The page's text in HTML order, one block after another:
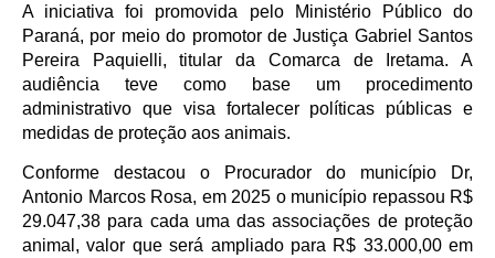
A iniciativa foi promovida pelo Ministério Público do
Paraná, por meio do promotor de Justiça Gabriel Santos
Pereira Paquielli, titular da Comarca de Iretama. A
audiência teve como base um procedimento
administrativo que visa fortalecer políticas públicas e
medidas de proteção aos animais.
Conforme destacou o Procurador do município Dr,
Antonio Marcos Rosa, em 2025 o município repassou R$
29.047,38 para cada uma das associações de proteção
animal, valor que será ampliado para R$ 33.000,00 em